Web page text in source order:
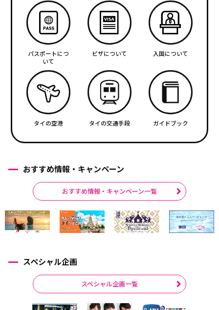
パスポートにつ
いて
ビザについて 入国について
タイの空港 タイの交通手段 ガイドブック
おすすめ情報・キャンペーン
おすすめ情報・キャンペーン一覧
スペシャル企画
スペシャル企画一覧